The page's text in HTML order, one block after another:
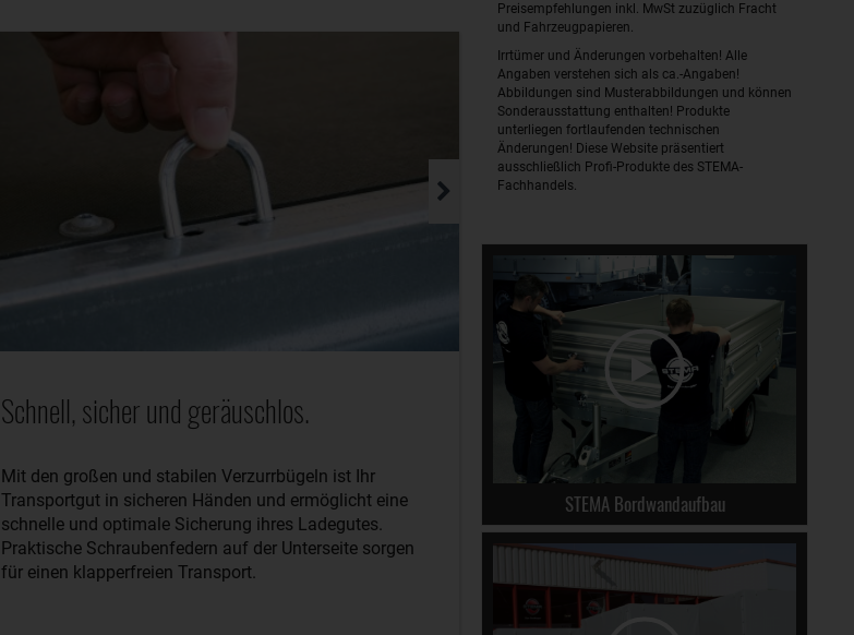
Schnell, sicher und geräuschlos.
Mit den großen und stabilen Verzurrbügeln ist Ihr
Transportgut in sicheren Händen und ermöglicht eine
schnelle und optimale Sicherung ihres Ladegutes.
Praktische Schraubenfedern auf der Unterseite sorgen
für einen klapperfreien Transport.
Preisempfehlungen inkl. MwSt zuzüglich Fracht
und Fahrzeugpapieren.
Irrtümer und Änderungen vorbehalten! Alle
Angaben verstehen sich als ca.-Angaben!
Abbildungen sind Musterabbildungen und können
Sonderausstattung enthalten! Produkte
unterliegen fortlaufenden technischen
Änderungen! Diese Website präsentiert
ausschließlich Profi-Produkte des STEMA-
Fachhandels.
STEMA Bordwandaufbau